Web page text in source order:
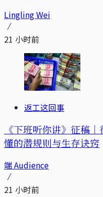
Lingling Wei
21 小时前
返工这回事
《下班听你讲》征稿
懂的潜规则与生存诀窍
端 Audience
21 小时前